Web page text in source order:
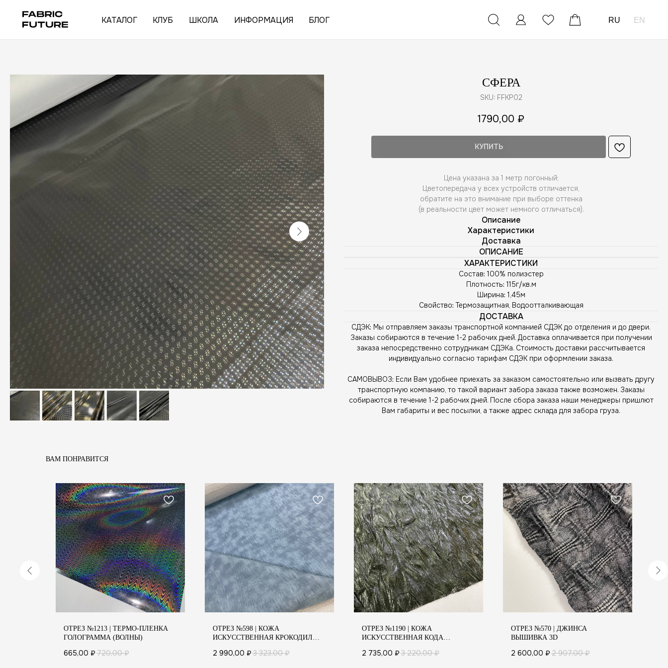
RU EN
КАТАЛОГ КЛУБ ШКОЛА ИНФОРМАЦИЯ БЛОГ
СФЕРА
SKU: FFKP02
1790,00 ₽
КУПИТЬ
Цена указана за 1 метр погонный;
Цветопередача у всех устройств отличается,
обратите на это внимание при выборе оттенка
(в реальности цвет может немного отличаться).
Описание
Характеристики
Доставка
ОПИСАНИЕ
ХАРАКТЕРИСТИКИ
Состав: 100% полиэстер
Плотность: 115г/кв.м
Ширина: 1,45м
Свойство: Термозащитная, Водоотталкивающая
ДОСТАВКА
СДЭК: Мы отправляем заказы транспортной компанией СДЭК до отделения и до двери.
Заказы собираются в течение 1-2 рабочих дней. Доставка оплачивается при получении
заказа непосредственно сотрудникам СДЭКа. Стоимость доставки рассчитывается
индивидуально согласно тарифам СДЭК при оформлении заказа.
САМОВЫВОЗ: Если Вам удобнее приехать за заказом самостоятельно или вызвать другу
транспортную компанию, то такой вариант забора заказа также возможен. Заказы
собираются в течение 1-2 рабочих дней. После сбора заказа наши менеджеры пришлют
Вам габариты и вес посылки, а также адрес склада для забора груза.
ВАМ ПОНРАВИТСЯ
ОТРЕЗ №1213 | ТЕРМО-ПЛЕНКА
ГОЛОГРАММА (ВОЛНЫ)
665,00 ₽ 720,00 ₽
ОТРЕЗ №598 | КОЖА
ИСКУССТВЕННАЯ КРОКОДИЛ
2 990,00 ₽ 3 323,00 ₽
ОТРЕЗ №1190 | КОЖА
ИСКУССТВЕННАЯ КОДА
2 735,00 ₽ 3 220,00 ₽
ОТРЕЗ №570 | ДЖИНСА
ВЫШИВКА 3D
2 600,00 ₽ 2 907,00 ₽
ПОКУПАТЕЛЯМ
СОСТАВ И УХОД